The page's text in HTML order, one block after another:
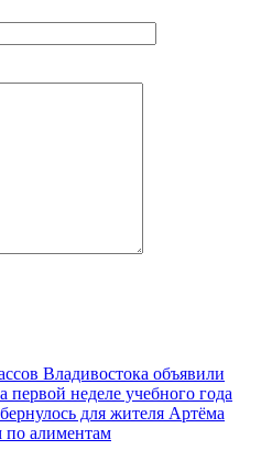
Владивостока объявили
первой неделе учебного года
для жителя Артёма
алиментам